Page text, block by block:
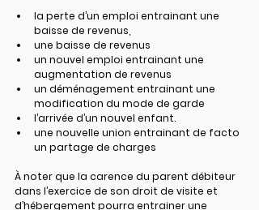
la perte d’un emploi entrainant une
baisse de revenus,
une baisse de revenus
un nouvel emploi entrainant une
augmentation de revenus
un déménagement entrainant une
modification du mode de garde
l’arrivée d’un nouvel enfant.
une nouvelle union entrainant de facto
un partage de charges
À noter que la carence du parent débiteur
dans l’exercice de son droit de visite et
d’hébergement pourra entrainer une